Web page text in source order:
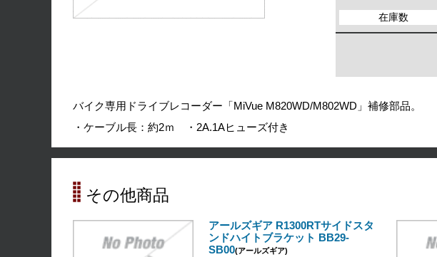
在庫数
バイク専用ドライブレコーダー「MiVue M820WD/M802WD」補修部品。
・ケーブル長：約2ｍ ・2A.1Aヒューズ付き
その他商品
アールズギア R1300RTサイドスタ
ンドハイトブラケット BB29-
SB00(アールズギア)